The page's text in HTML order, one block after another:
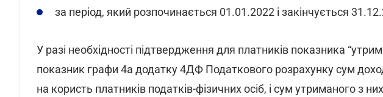
за період, який розпочинається 01.01.2022 і закінчується
У разі необхідності підтвердження для платників показника
показник графи 4а додатку 4ДФ Податкового розрахунку сум
на користь платників податків-фізичних осіб, і сум утриманого з